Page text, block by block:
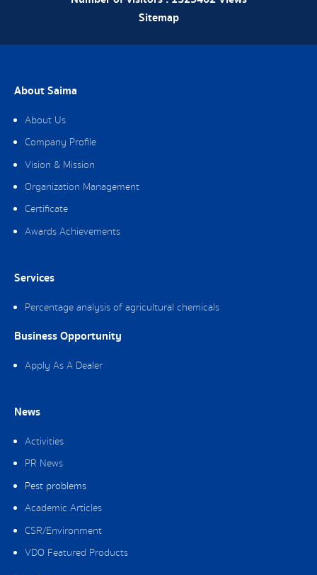
Sitemap
About Saima
About Us
Company Profile
Vision & Mission
Organization Management
Certificate
Awards Achievements
Services
Percentage analysis of agricultural chemicals
Business Opportunity
Apply As A Dealer
News
Activities
PR News
Pest problems
Academic Articles
CSR/Environment
VDO Featured Products